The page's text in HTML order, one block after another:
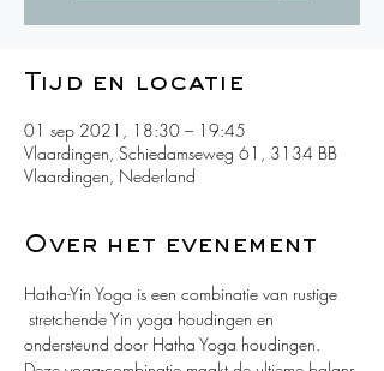
Tijd en locatie
01 sep 2021, 18:30 – 19:45
Vlaardingen, Schiedamseweg 61, 3134 BB
Vlaardingen, Nederland
Over het evenement
Hatha-Yin Yoga is een combinatie van rustige
stretchende Yin yoga houdingen en
ondersteund door Hatha Yoga houdingen.